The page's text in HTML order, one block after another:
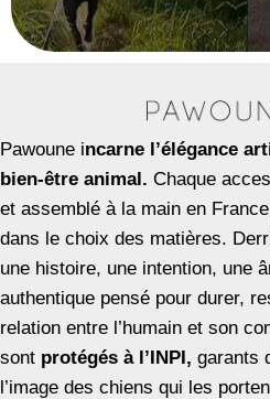
Pawoune incarne l’élégance
bien-être animal. Chaque
et assemblé à la main en
dans le choix des matières.
une histoire, une intention, une
authentique pensé pour durer,
relation entre l’humain et son
sont protégés à l’INPI, garants
l’image des chiens qui les